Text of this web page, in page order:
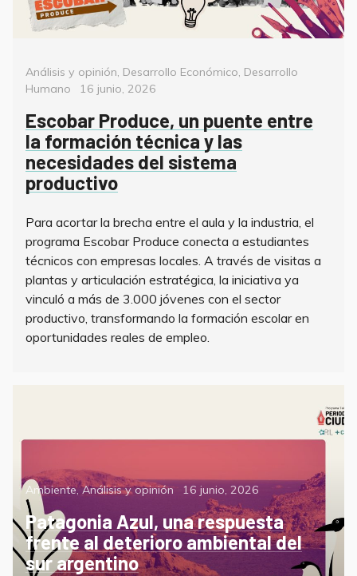
Categorías
Análisis y opinión, Desarrollo Económico, Desarrollo
Humano
Posted
16 junio, 2026
Escobar Produce, un puente entre
la formación técnica y las
necesidades del sistema
productivo
Para acortar la brecha entre el aula y la industria, el
programa Escobar Produce conecta a estudiantes
técnicos con empresas locales. A través de visitas a
plantas y articulación estratégica, la iniciativa ya
vinculó a más de 3.000 jóvenes con el sector
productivo, transformando la formación escolar en
oportunidades reales de empleo.
Categorías
Ambiente,Análisis y opinión
Posted
16 junio, 2026
Patagonia Azul, una respuesta
frente al deterioro ambiental del
sur argentino